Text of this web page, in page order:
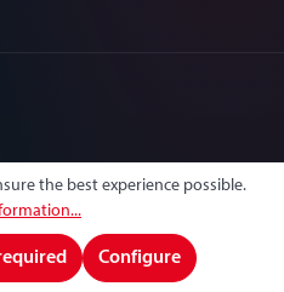
the best experience possible.
Configure